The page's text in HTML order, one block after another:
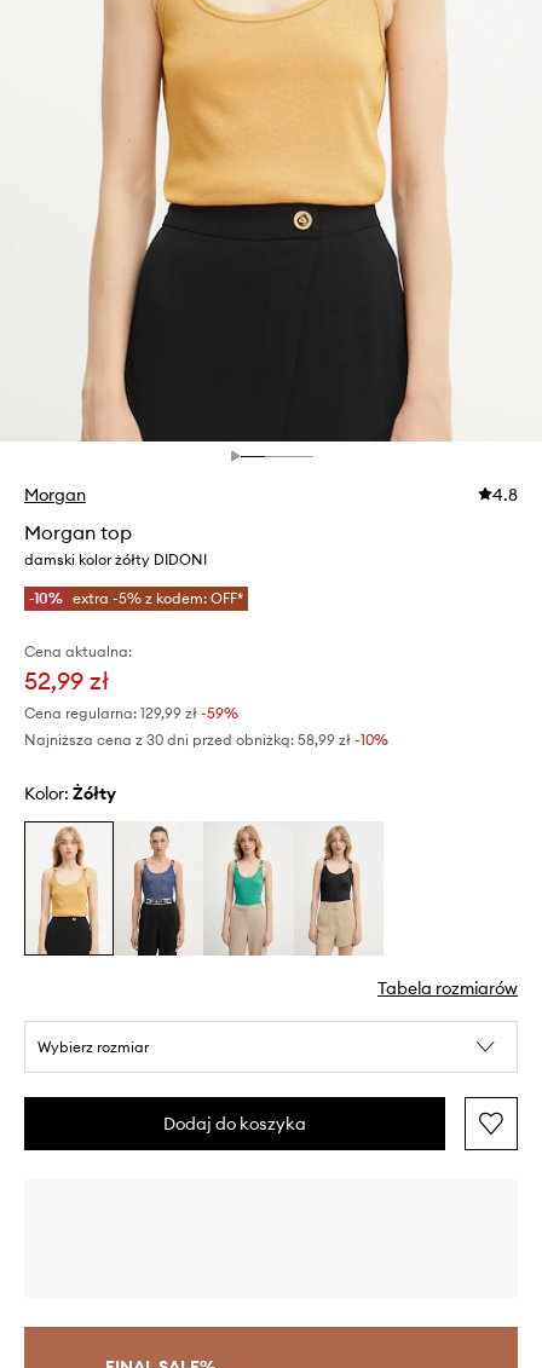
Morgan 4.8
Morgan top
damski kolor żółty DIDONI
-10% extra -5% z kodem: OFF*
Cena aktualna:
52,99 zł
Cena regularna: 129,99 zł -59%
Najniższa cena z 30 dni przed obniżką: 58,99 zł -10%
Kolor: żółty
Tabela rozmiarów
Wybierz rozmiar
Dodaj do koszyka